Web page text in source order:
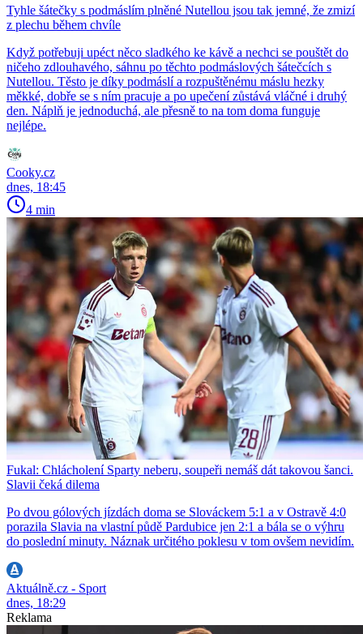
Tyhle šátečky s podmáslím plněné Nutellou jsou tak jemné, že zmizí
z plechu během chvíle
Když potřebuji upéct něco sladkého ke kávě a nechci se pouštět do
ničeho zdlouhavého, sáhnu po těchto podmáslových šátečcích s
Nutellou. Těsto je díky podmáslí a rozpuštěnému máslu hezky
měkké, dobře se s ním pracuje a po upečení zůstává vláčné i druhý
den. Náplň je jednoduchá, ale přesně to na tom doma funguje
nejlépe.
Cooky.cz
dnes, 18:45
4 min
Fukal: Chlácholení Sparty neberu, soupeři nemáš dát takovou šanci.
Slavii čeká dilema
Po dvou gólových jízdách doma se Slováckem 5:1 a v Ostravě 4:0
porazila Slavia na vlastní půdě Pardubice jen 2:1 a bála se o výhru
do poslední minuty. Náznak určitého poklesu v tom ovšem nevidím.
Aktuálně.cz - Sport
dnes, 18:29
Reklama